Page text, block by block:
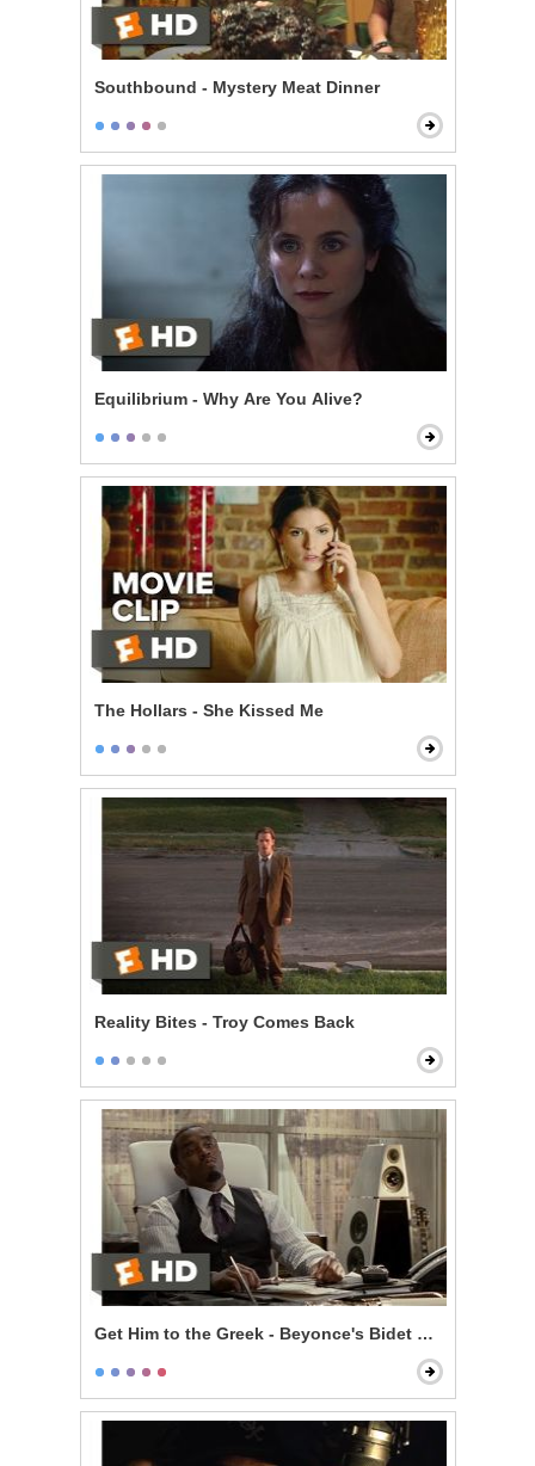
Southbound - Mystery Meat Dinner
Equilibrium - Why Are You Alive?
The Hollars - She Kissed Me
Reality Bites - Troy Comes Back
Get Him to the Greek - Beyonce's Bidet and The Jazz